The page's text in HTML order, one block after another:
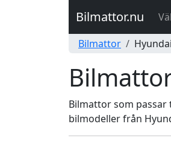
Bilmattor.nu
Bilmattor
Hyundai
Bilmattor som passar
bilmodeller från